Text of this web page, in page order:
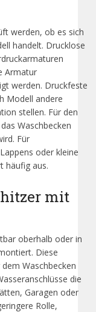
werden, ob es sich
handelt. Drucklose
Armatur
werden. Druckfeste
Modell andere
stellen. Für den
Waschbecken
Für
oder kleine
häufig aus.
mit
oberhalb oder in
Diese
Waschbecken
die
Garagen oder
Rolle,